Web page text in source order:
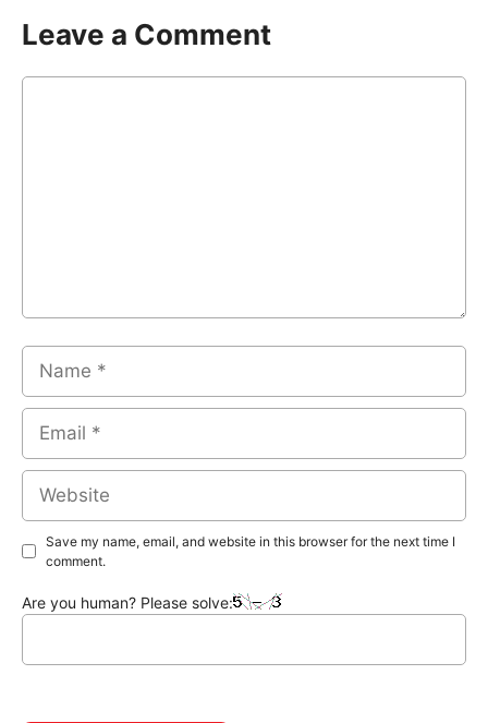
Leave a Comment
Comment
Name
Email
Website
Save my name, email, and website in this browser for the next time I
comment.
Are you human? Please solve: